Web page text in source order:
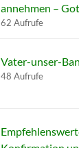
annehmen –
62 Aufrufe
Vater-unser-
48 Aufrufe